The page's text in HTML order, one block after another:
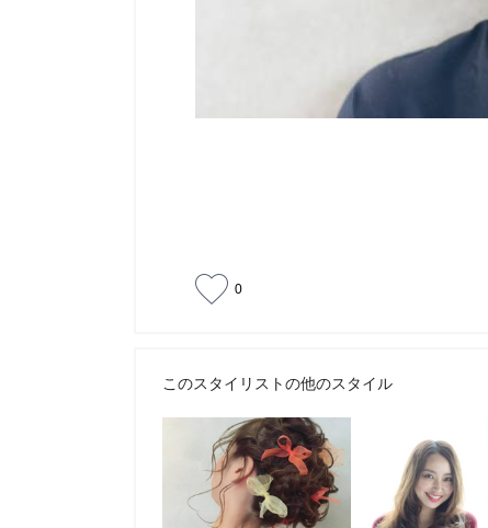
0
このスタイリストの他のスタイル